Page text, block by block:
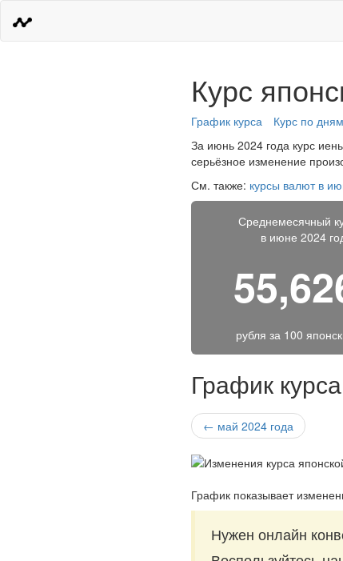
Курс
График курса
Курс по дням
За июнь 2024 года курс
серьёзное изменение
См. также: курсы валют в
Среднемесячный
в июне 2024
рубля за 100
График
← май 2024 года
График показывает
Нужен онлайн